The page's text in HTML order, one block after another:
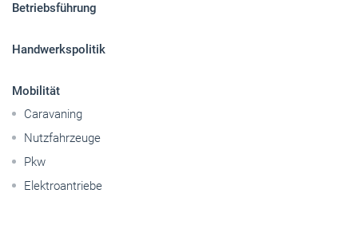
Betriebsführung
Handwerkspolitik
Mobilität
Caravaning
Nutzfahrzeuge
Pkw
Elektroantriebe